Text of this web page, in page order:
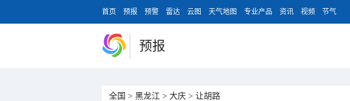
首页 预报 预警 雷达 云图 天气地图 专业产品 资讯 视频 节气
预报
全国 > 黑龙江 > 大庆 > 让胡路